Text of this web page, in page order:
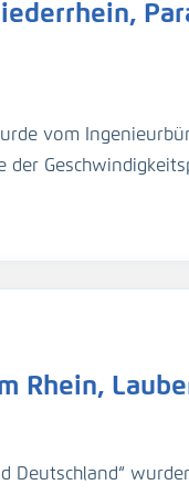
Mechtersheim,
vom
m, 24.03.2022
Rhein,
Deutschland“